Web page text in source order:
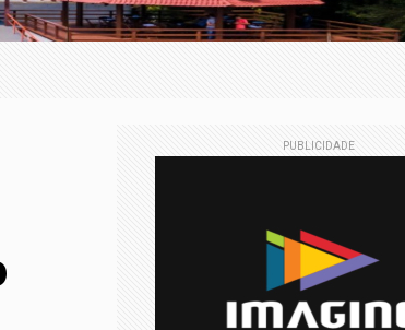
PUBLICIDADE